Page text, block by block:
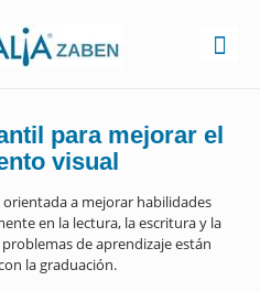
para mejorar el
visual
a mejorar habilidades
en la lectura, la escritura y la
de aprendizaje están
la graduación.